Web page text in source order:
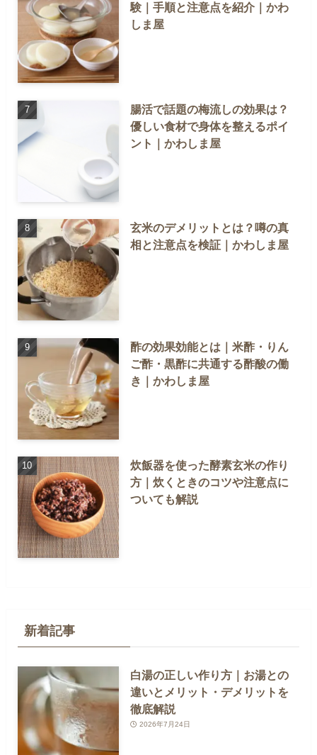
験｜手順と注意点を紹介｜かわ
しま屋
腸活で話題の梅流しの効果は？
優しい食材で身体を整えるポイ
ント｜かわしま屋
玄米のデメリットとは？噂の真
相と注意点を検証｜かわしま屋
酢の効果効能とは｜米酢・りん
ご酢・黒酢に共通する酢酸の働
き｜かわしま屋
炊飯器を使った酵素玄米の作り
方｜炊くときのコツや注意点に
ついても解説
新着記事
白湯の正しい作り方｜お湯との
違いとメリット・デメリットを
徹底解説
2026年7月24日